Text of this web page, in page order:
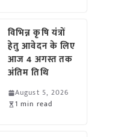
विभिन्न कृषि यंत्रों
हेतु आवेदन के लिए
आज 4 अगस्त तक
अंतिम तिथि
August 5, 2026
1 min read